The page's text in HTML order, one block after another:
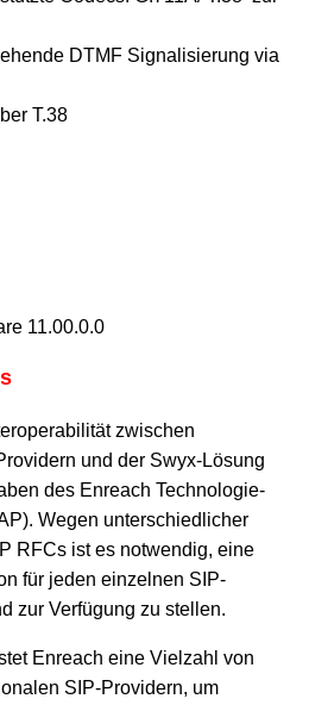
DTMF Signalisierung via
T.38
11.00.0.0
zwischen
und der Swyx-Lösung
des Enreach Technologie-
Wegen unterschiedlicher
RFCs ist es notwendig, eine
für jeden einzelnen SIP-
zur Verfügung zu stellen.
Enreach eine Vielzahl von
SIP-Providern, um